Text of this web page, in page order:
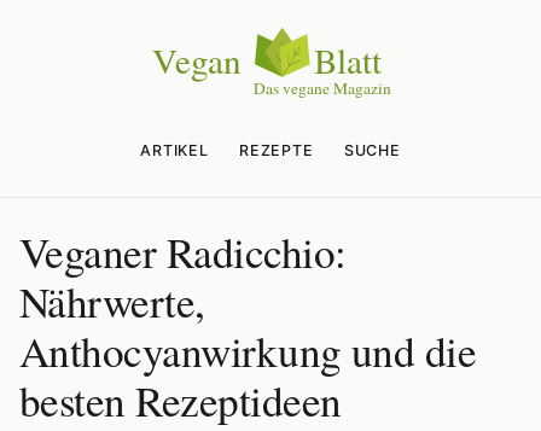
ARTIKEL REZEPTE SUCHE
Veganer Radicchio:
Nährwerte,
Anthocyanwirkung und die
besten Rezeptideen